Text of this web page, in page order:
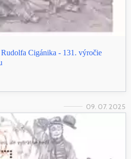
Cigánika - 131. výročie
09. 07. 2025